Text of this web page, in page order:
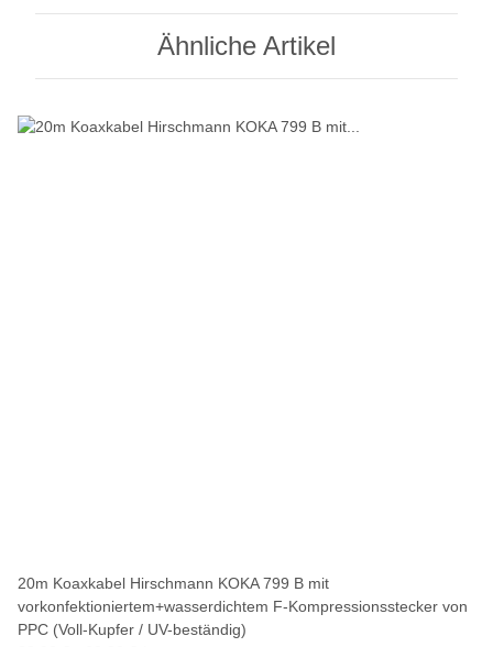
Ähnliche Artikel
20m Koaxkabel Hirschmann KOKA 799 B mit
vorkonfektioniertem+wasserdichtem F-Kompressionsstecker von
PPC (Voll-Kupfer / UV-beständig)